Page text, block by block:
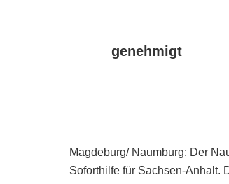
genehmigt
Magdeburg/ Naumburg: Der
Soforthilfe für Sachsen-Anhalt.